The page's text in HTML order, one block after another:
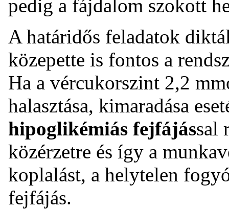
pedig a fájdalom szokott
A határidős feladatok
közepette is fontos a
Ha a vércukorszint 2,2
halasztása, kimaradása
hipoglikémiás fejfájással
közérzetre és így a
koplalást, a helytelen
fejfájás.